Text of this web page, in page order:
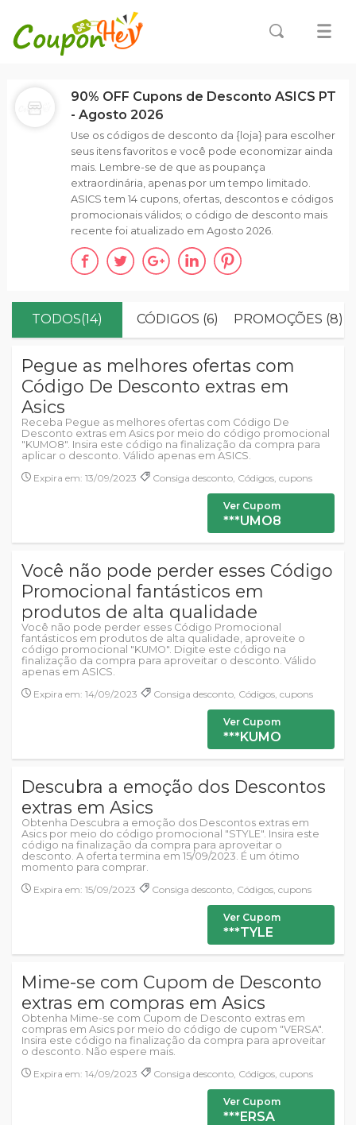
TODOS(14) CÓDIGOS (6) PROMOÇÕES (8)
Pegue as melhores ofertas com
Código De Desconto extras em
Asics
Receba Pegue as melhores ofertas com Código De
Desconto extras em Asics por meio do código promocional
"KUMO8". Insira este código na finalização da compra para
aplicar o desconto. Válido apenas em ASICS.
Expira em: 13/09/2023
Consiga desconto, Códigos, cupons
Ver Cupom
***UMO8
Você não pode perder esses Código
Promocional fantásticos em
produtos de alta qualidade
Você não pode perder esses Código Promocional
fantásticos em produtos de alta qualidade, aproveite o
código promocional "KUMO". Digite este código na
finalização da compra para aproveitar o desconto. Válido
apenas em ASICS.
Expira em: 14/09/2023
Consiga desconto, Códigos, cupons
Ver Cupom
***KUMO
Descubra a emoção dos Descontos
extras em Asics
Obtenha Descubra a emoção dos Descontos extras em
Asics por meio do código promocional "STYLE". Insira este
código na finalização da compra para aproveitar o
desconto. A oferta termina em 15/09/2023. É um ótimo
momento para comprar.
Expira em: 15/09/2023
Consiga desconto, Códigos, cupons
Ver Cupom
***TYLE
Mime-se com Cupom de Desconto
extras em compras em Asics
Obtenha Mime-se com Cupom de Desconto extras em
compras em Asics por meio do código de cupom "VERSA".
Insira este código na finalização da compra para aproveitar
o desconto. Não espere mais.
Expira em: 14/09/2023
Consiga desconto, Códigos, cupons
Ver Cupom
***ERSA
90% OFF Cupons de Desconto ASICS PT
- Agosto 2026
Use os códigos de desconto da {loja} para escolher
seus itens favoritos e você pode economizar ainda
mais. Lembre-se de que as poupança
extraordinária, apenas por um tempo limitado.
ASICS tem 14 cupons, ofertas, descontos e códigos
promocionais válidos; o código de desconto mais
recente foi atualizado em Agosto 2026.